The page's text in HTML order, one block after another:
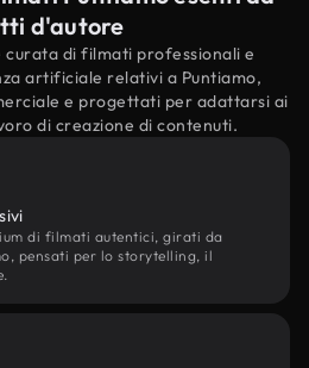
d'autore
curata di filmati professionali e
artificiale relativi a Puntiamo,
e progettati per adattarsi ai
di creazione di contenuti.
di filmati autentici, girati da
pensati per lo storytelling, il